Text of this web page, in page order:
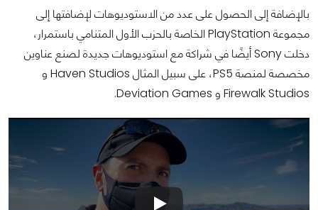
بالإضافة إلى الحصول على عدد من الاستوديوهات لإضافتها إلى
مجموعة PlayStation الخاصة بالحزب الأول المتنامي باستمرار،
دخلت Sony أيضًا في شراكة مع استوديوهات جديدة لصنع عناوين
مخصصة لمنصة PS5، على سبيل المثال Haven Studios و
Firewalk Studios و Deviation Games.